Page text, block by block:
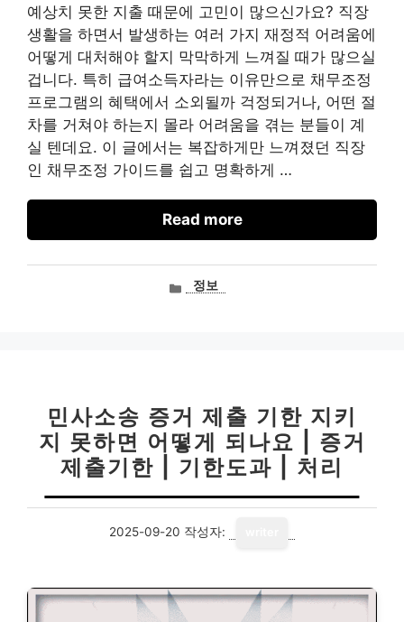
예상치 못한 지출 때문에 고민이 많으신가요? 직장
생활을 하면서 발생하는 여러 가지 재정적 어려움에
어떻게 대처해야 할지 막막하게 느껴질 때가 많으실
겁니다. 특히 급여소득자라는 이유만으로 채무조정
프로그램의 혜택에서 소외될까 걱정되거나, 어떤 절
차를 거쳐야 하는지 몰라 어려움을 겪는 분들이 계
실 텐데요. 이 글에서는 복잡하게만 느껴졌던 직장
인 채무조정 가이드를 쉽고 명확하게 …
Read more
카정보
민사소송 증거 제출 기한 지키
지 못하면 어떻게 되나요 | 증거
제출기한 | 기한도과 | 처리
2025-09-20 작성자: